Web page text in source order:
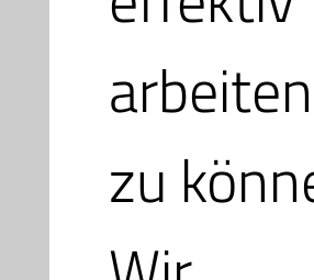
die
arbeiten
zu